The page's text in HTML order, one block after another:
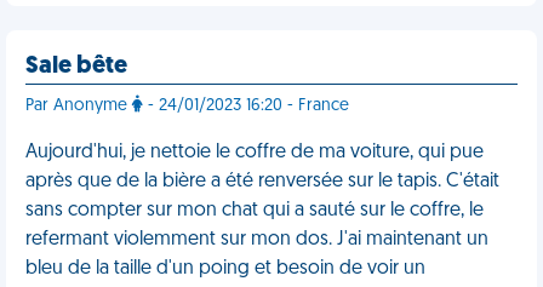
Sale bête
Par Anonyme - 24/01/2023 16:20 - France
Aujourd'hui, je nettoie le coffre de ma voiture, qui pue
après que de la bière a été renversée sur le tapis. C'était
sans compter sur mon chat qui a sauté sur le coffre, le
refermant violemment sur mon dos. J'ai maintenant un
bleu de la taille d'un poing et besoin de voir un